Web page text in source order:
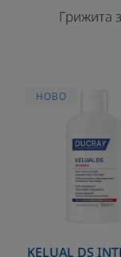
Грижита
С
HOBO
KELUAL DS